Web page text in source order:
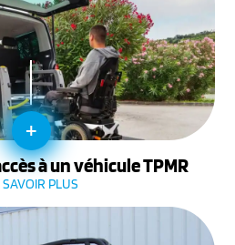
+
à un véhicule TPMR
SAVOIR PLUS